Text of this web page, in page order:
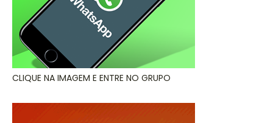
CLIQUE NA IMAGEM E ENTRE NO GRUPO